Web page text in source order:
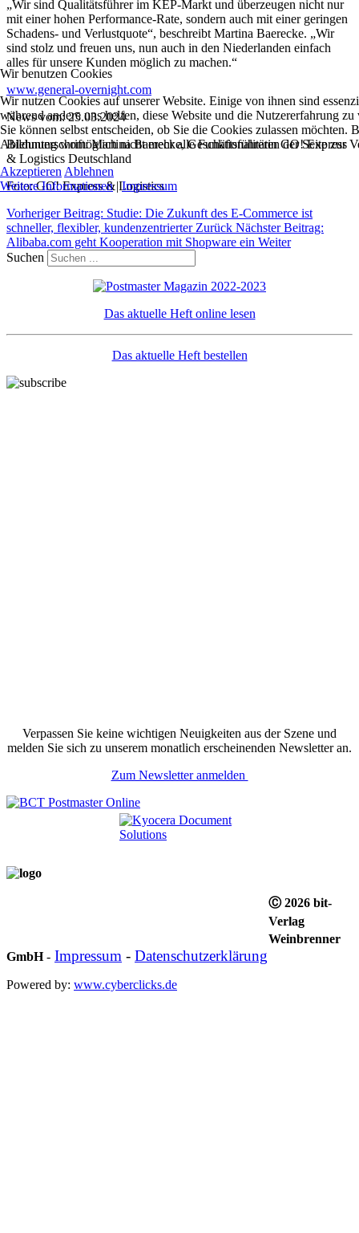
„Wir sind Qualitätsführer im KEP-Markt und überzeugen nicht nur
mit einer hohen Performance-Rate, sondern auch mit einer geringen
Schadens- und Verlustquote“, beschreibt Martina Baerecke. „Wir
sind stolz und freuen uns, nun auch in den Niederlanden einfach
alles für unsere Kunden möglich zu machen.“
www.general-overnight.com
News vom: 25.03.2024
Bildunterschrift: Martina Baerecke, Geschäftsführerin GO! Express
& Logistics Deutschland
Foto: GO! Express & Logistics
Vorheriger Beitrag: Studie: Die Zukunft des E-Commerce ist
schneller, flexibler, kundenzentrierter Zurück Nächster Beitrag:
Alibaba.com geht Kooperation mit Shopware ein Weiter
Suchen
Das aktuelle Heft online lesen
Das aktuelle Heft bestellen
Verpassen Sie keine wichtigen Neuigkeiten aus der Szene und
melden Sie sich zu unserem monatlich erscheinenden Newsletter an.
Zum Newsletter anmelden
Ⓒ 2026 bit-
Verlag
Weinbrenner
GmbH- Impressum - Datenschutzerklärung
Powered by: www.cyberclicks.de
Wir benutzen Cookies
Wir nutzen Cookies auf unserer Website. Einige von ihnen sind
während andere uns helfen, diese Website und die Nutzererfahrung
Sie können selbst entscheiden, ob Sie die Cookies zulassen möchten.
Ablehnung womöglich nicht mehr alle Funktionalitäten der Seite zur
Akzeptieren Ablehnen
Weitere Informationen|Impressum